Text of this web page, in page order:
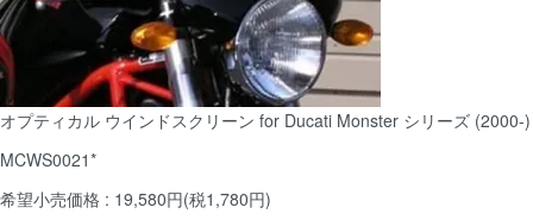
オプティカル ウインドスクリーン for Ducati Monster シリーズ (2000-)
MCWS0021*
希望小売価格 : 19,580円(税1,780円)